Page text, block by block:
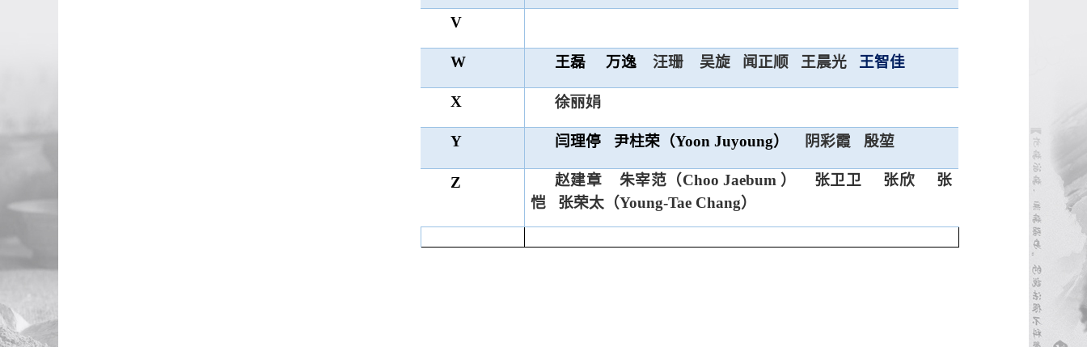
V
W 王磊 万逸 汪珊 吴旋 闻正顺 王晨光 王智佳
X 徐丽娟
Y 闫理停 尹柱荣（Yoon Juyoung） 阴彩霞 殷堃
Z 赵建章 朱宰范（Choo Jaebum ） 张卫卫 张欣
张
恺
张荣太（Young-Tae Chang）